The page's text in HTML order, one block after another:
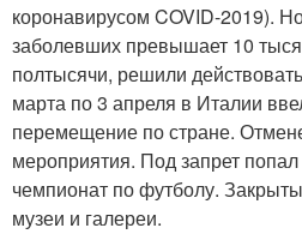
коронавирусом COVID-2019).
заболевших превышает 10
полтысячи, решили
марта по 3 апреля в Италии
перемещение по стране.
мероприятия. Под запрет
чемпионат по футболу.
музеи и галереи.